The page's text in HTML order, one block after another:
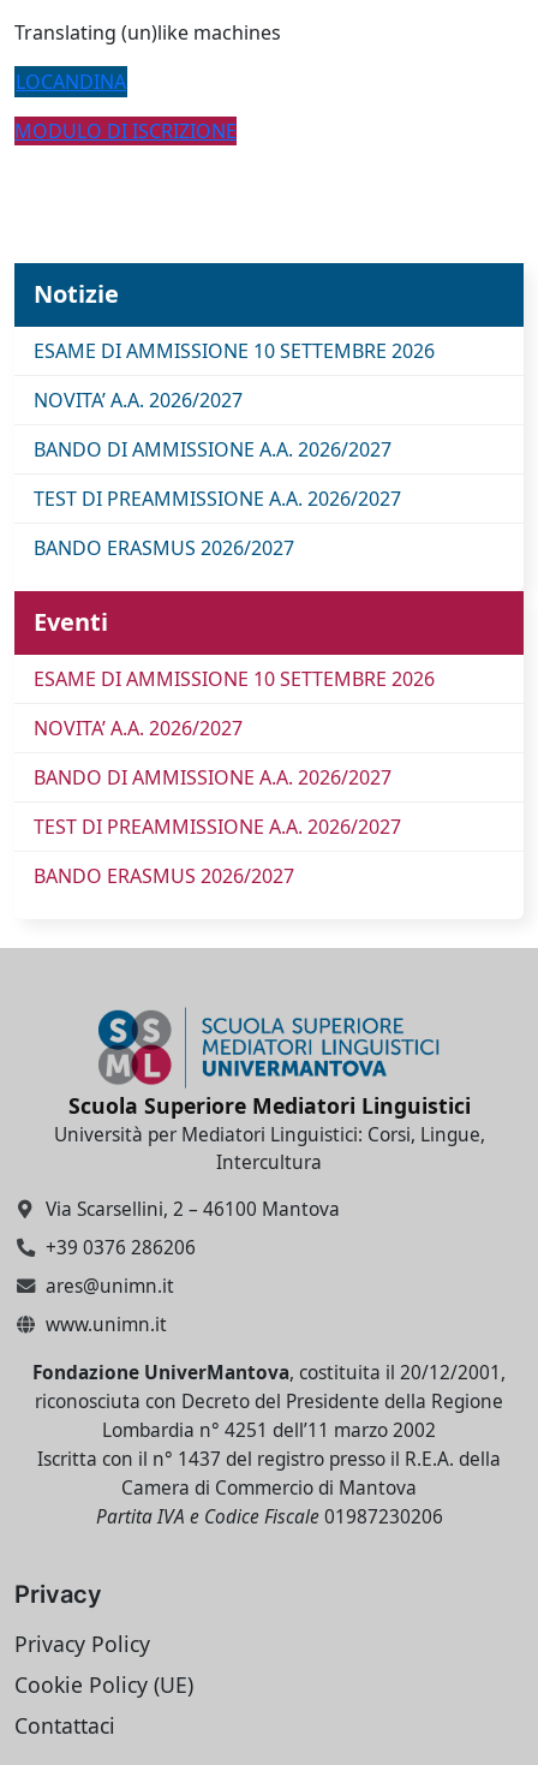
Translating (un)like machines
LOCANDINA
MODULO DI ISCRIZIONE
Notizie
ESAME DI AMMISSIONE 10 SETTEMBRE 2026
NOVITA’ A.A. 2026/2027
BANDO DI AMMISSIONE A.A. 2026/2027
TEST DI PREAMMISSIONE A.A. 2026/2027
BANDO ERASMUS 2026/2027
Eventi
ESAME DI AMMISSIONE 10 SETTEMBRE 2026
NOVITA’ A.A. 2026/2027
BANDO DI AMMISSIONE A.A. 2026/2027
TEST DI PREAMMISSIONE A.A. 2026/2027
BANDO ERASMUS 2026/2027
Scuola Superiore Mediatori Linguistici
Università per Mediatori Linguistici: Corsi, Lingue,
Intercultura
Via Scarsellini, 2 – 46100 Mantova
+39 0376 286206
ares@unimn.it
www.unimn.it
Fondazione UniverMantova, costituita il 20/12/2001,
riconosciuta con Decreto del Presidente della Regione
Lombardia n° 4251 dell’11 marzo 2002
Iscritta con il n° 1437 del registro presso il R.E.A. della
Camera di Commercio di Mantova
Partita IVA e Codice Fiscale01987230206
Privacy
Privacy Policy
Cookie Policy (UE)
Contattaci